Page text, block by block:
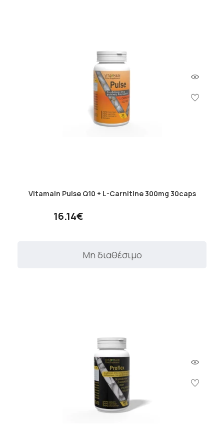
Vitamain Pulse Q10 + L-Carnitine 300mg 30caps
16.14€
Μη διαθέσιμο